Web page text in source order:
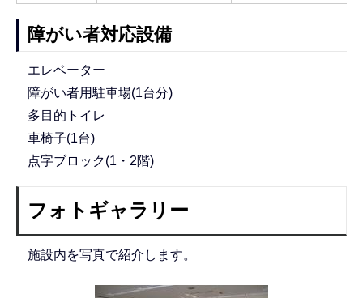
障がい者対応設備
エレベーター
障がい者用駐車場(1台分)
多目的トイレ
車椅子(1台)
点字ブロック(1・2階)
フォトギャラリー
施設内を写真で紹介します。